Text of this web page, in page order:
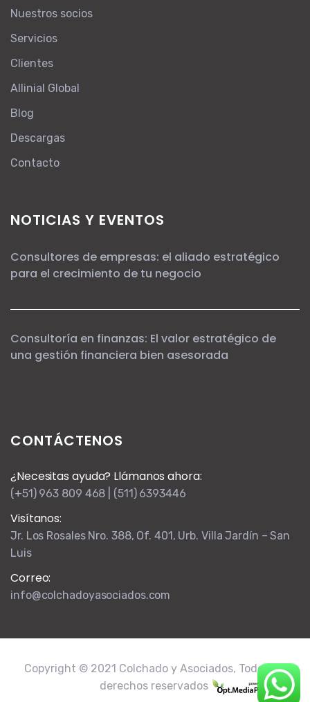
Nuestros socios
Servicios
Clientes
Allinial Global
Blog
Descargas
Contacto
NOTICIAS Y EVENTOS
Consultores de empresas: el aliado estratégico
para el crecimiento de tu negocio
Consultoría en finanzas: El valor estratégico de
una gestión financiera bien asesorada
CONTÁCTENOS
¿Necesitas ayuda? Llámanos ahora:
(+51) 963 809 468 | (511) 6393446
Visítanos:
Jr. Los Rosales Nro. 388, Of. 401, Urb. Villa Jardín – San
Luis
Correo:
info@colchadoyasociados.com
Copyright © 2021 Colchado y Asociados, Todos los
derechos reservados